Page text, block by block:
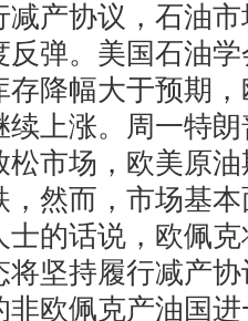
产协议，石油市
反弹。美国石油
降幅大于预期
续上涨。周一特
市场，欧美原
然而，市场基
的话说，欧佩
坚持履行减产
非欧佩克产油国